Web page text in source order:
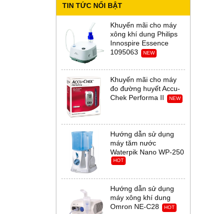
TIN TỨC NỔI BẬT
Khuyến mãi cho máy
xông khí dung Philips
Innospire Essence
1095063
NEW
Khuyến mãi cho máy
đo đường huyết Accu-
Chek Performa II
NEW
Hướng dẫn sử dụng
máy tăm nước
Waterpik Nano WP-250
HOT
Hướng dẫn sử dụng
máy xông khí dung
Omron NE-C28
HOT